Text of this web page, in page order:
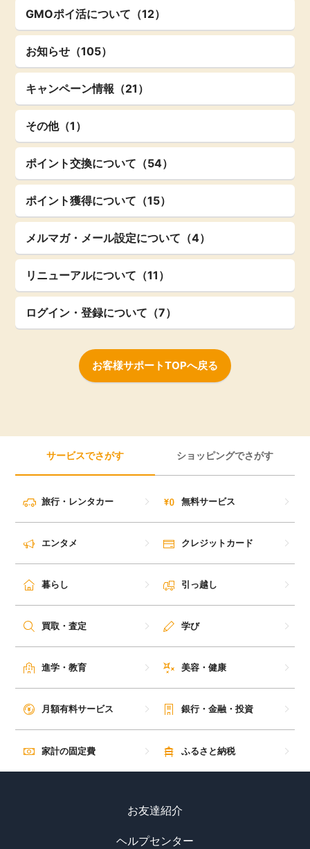
GMOポイ活について（12）
お知らせ（105）
キャンペーン情報（21）
その他（1）
ポイント交換について（54）
ポイント獲得について（15）
メルマガ・メール設定について（4）
リニューアルについて（11）
ログイン・登録について（7）
お客様サポートTOPへ戻る
サービスでさがす ショッピングでさがす
旅行・レンタカー 無料サービス
エンタメ クレジットカード
暮らし 引っ越し
買取・査定 学び
進学・教育 美容・健康
月額有料サービス 銀行・金融・投資
家計の固定費 ふるさと納税
お友達紹介
ヘルプセンター